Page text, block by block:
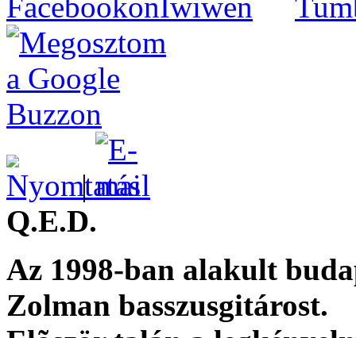
|
Q.E.D.
Az 1998-ban alakult
Zolman basszusgitárost.